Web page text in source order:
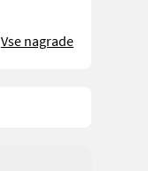
Vse nagrade